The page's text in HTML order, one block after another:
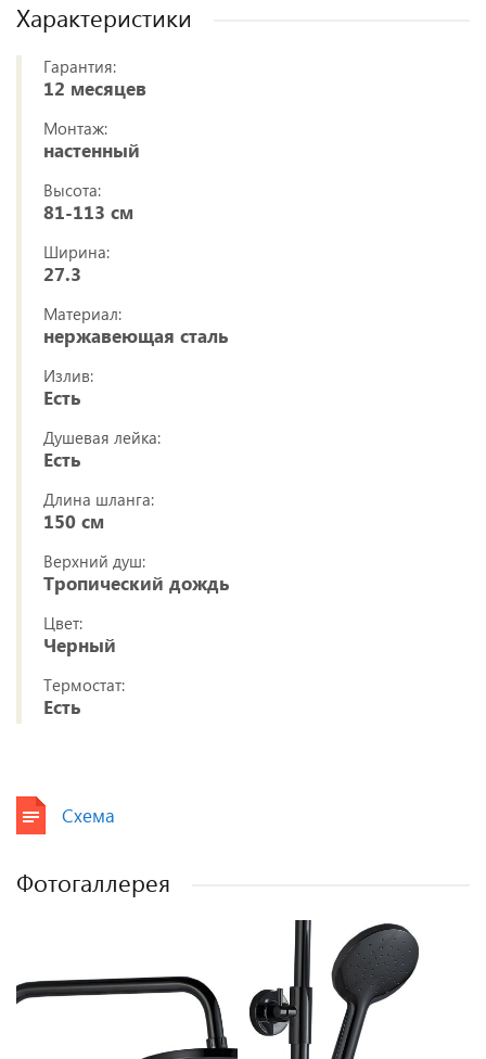
Характеристики
Гарантия:
12 месяцев
Монтаж:
настенный
Высота:
81-113 см
Ширина:
27.3
Материал:
нержавеющая сталь
Излив:
Есть
Душевая лейка:
Есть
Длина шланга:
150 см
Верхний душ:
Тропический дождь
Цвет:
Черный
Термостат:
Есть
Схема
Фотогаллерея